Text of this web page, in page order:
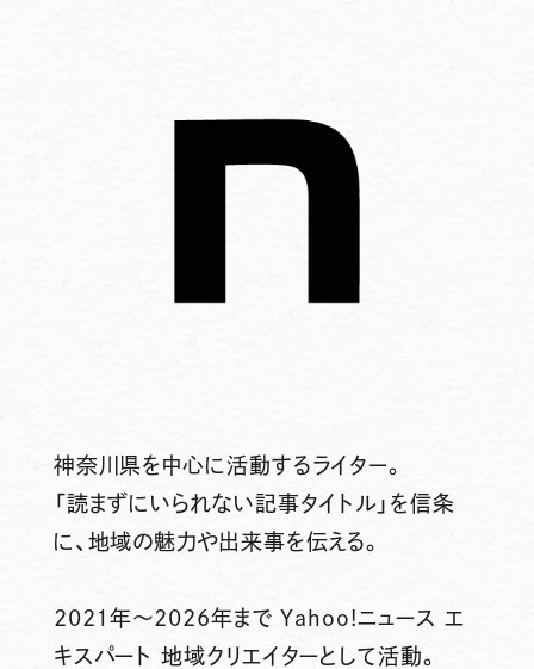
神奈川県を中心に活動するライター。
「読まずにいられない記事タイトル」を信条
に、地域の魅力や出来事を伝える。
2021年～2026年まで Yahoo!ニュース エ
キスパート 地域クリエイターとして活動。